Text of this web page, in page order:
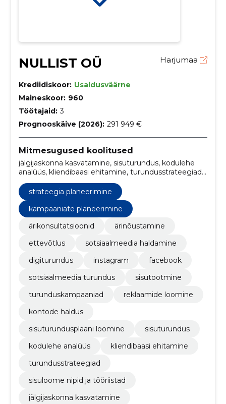
NULLIST OÜ Harjumaa
Krediidiskoor: Usaldusväärne
Maineskoor: 960
Töötajaid: 3
Prognooskäive (2026): 291 949 €
Mitmesugused koolitused
jälgijaskonna kasvatamine, sisuturundus, kodulehe
analüüs, kliendibaasi ehitamine, turundusstrateegiad,
sisuloome nipid ja tööriistad, Kampaaniate
planeerimine, automaatiseeritud meiliturundus,
chatgpt abil tekstide kirjutamine, ai-tööriistade
kasutamine
strateegia planeerimine
kampaaniate planeerimine
ärikonsultatsioonid
ärinõustamine
ettevõtlus
sotsiaalmeedia haldamine
digiturundus
instagram
facebook
sotsiaalmeedia turundus
sisutootmine
turunduskampaaniad
reklaamide loomine
kontode haldus
sisuturundusplaani loomine
sisuturundus
kodulehe analüüs
kliendibaasi ehitamine
turundusstrateegiad
sisuloome nipid ja tööriistad
jälgijaskonna kasvatamine